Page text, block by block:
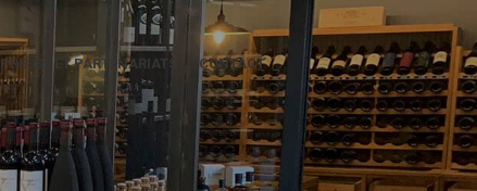
PRESSE ET PARTENARIATS CONTACT